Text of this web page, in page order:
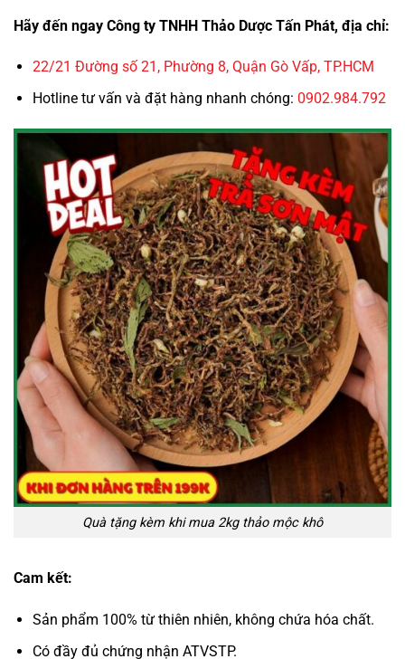
Hãy đến ngay Công ty TNHH Thảo Dược Tấn Phát, địa chỉ:
22/21 Đường số 21, Phường 8, Quận Gò Vấp, TP.HCM
Hotline tư vấn và đặt hàng nhanh chóng: 0902.984.792
Quà tặng kèm khi mua 2kg thảo mộc khô
Cam kết:
Sản phẩm 100% từ thiên nhiên, không chứa hóa chất.
Có đầy đủ chứng nhận ATVSTP.